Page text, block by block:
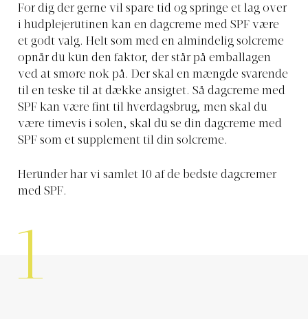
For dig der gerne vil spare tid og springe et lag over
i hudplejerutinen kan en dagcreme med SPF være
et godt valg. Helt som med en almindelig solcreme
opnår du kun den faktor, der står på emballagen
ved at smøre nok på. Der skal en mængde svarende
til en teske til at dække ansigtet. Så dagcreme med
SPF kan være fint til hverdagsbrug, men skal du
være timevis i solen, skal du se din dagcreme med
SPF som et supplement til din solcreme.
Herunder har vi samlet 10 af de bedste dagcremer
med SPF.
1